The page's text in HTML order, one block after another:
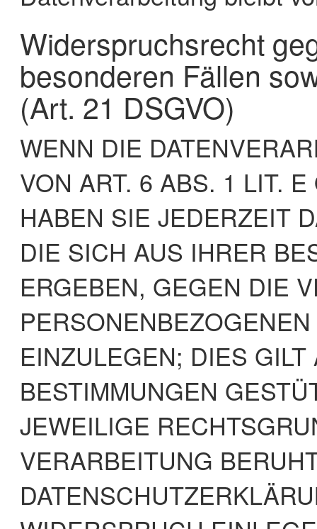
Widerspruchsrecht
besonderen Fällen
(Art. 21 DSGVO)
WENN DIE
VON ART. 6 ABS. 1 LIT.
HABEN SIE JEDERZEIT
DIE SICH AUS IHRER
ERGEBEN, GEGEN DIE
EINZULEGEN; DIES
BESTIMMUNGEN
JEWEILIGE
VERARBEITUNG